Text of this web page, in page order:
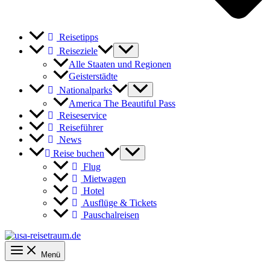
Reisetipps
Reiseziele
Alle Staaten und Regionen
Geisterstädte
Nationalparks
America The Beautiful Pass
Reiseservice
Reiseführer
News
Reise buchen
Flug
Mietwagen
Hotel
Ausflüge & Tickets
Pauschalreisen
Menü